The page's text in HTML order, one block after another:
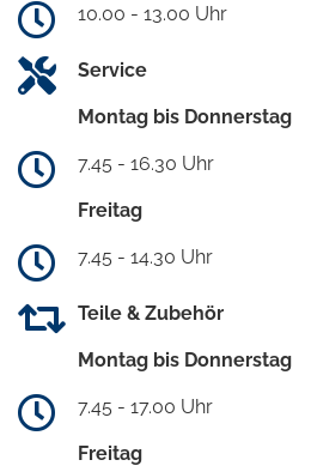
10.00 - 13.00 Uhr
Service
Montag bis Donnerstag
7.45 - 16.30 Uhr
Freitag
7.45 - 14.30 Uhr
Teile & Zubehör
Montag bis Donnerstag
7.45 - 17.00 Uhr
Freitag